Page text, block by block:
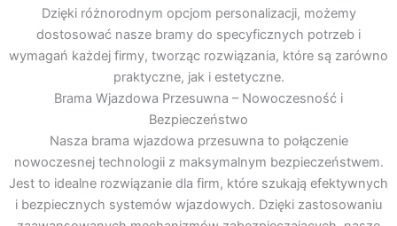
Dzięki różnorodnym opcjom personalizacji, możemy
dostosować nasze bramy do specyficznych potrzeb i
wymagań każdej firmy, tworząc rozwiązania, które są zarówno
praktyczne, jak i estetyczne.
Brama Wjazdowa Przesuwna – Nowoczesność i
Bezpieczeństwo
Nasza brama wjazdowa przesuwna to połączenie
nowoczesnej technologii z maksymalnym bezpieczeństwem.
Jest to idealne rozwiązanie dla firm, które szukają efektywnych
i bezpiecznych systemów wjazdowych. Dzięki zastosowaniu